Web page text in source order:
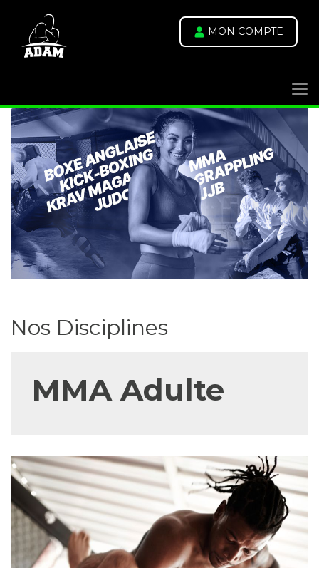
MON COMPTE
Nos Disciplines
MMA Adulte